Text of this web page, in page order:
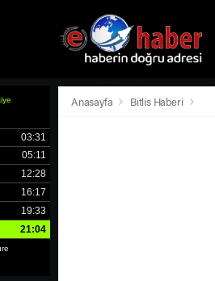
Anasayfa Bitlis Haberi